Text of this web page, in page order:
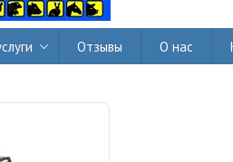
Отзывы О нас